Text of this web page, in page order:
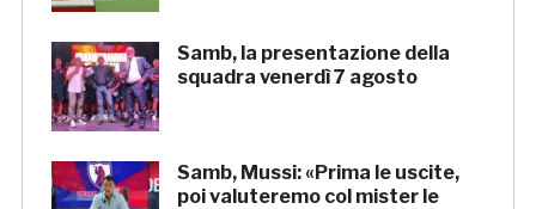
Samb, la presentazione della
squadra venerdì 7 agosto
Samb, Mussi: «Prima le uscite,
poi valuteremo col mister le